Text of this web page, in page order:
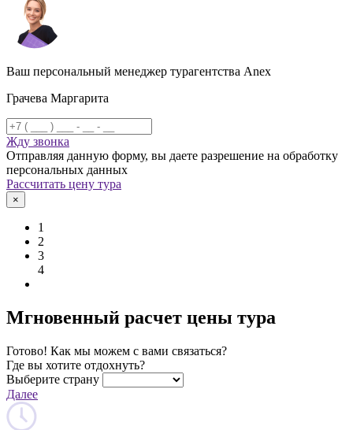
Ваш персональный менеджер турагентства Anex
Грачева Маргарита
Жду звонка
Отправляя данную форму, вы даете разрешение на обработку
персональных данных
Рассчитать цену тура
×
1
2
3
4
Мгновенный расчет цены тура
Готово! Как мы можем с вами связаться?
Где вы хотите отдохнуть?
Выберите страну
Далее